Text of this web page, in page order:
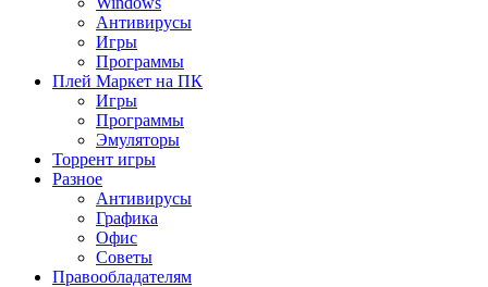
Антивирусы
Игры
Программы
Плей Маркет на ПК
Игры
Программы
Эмуляторы
Торрент игры
Разное
Антивирусы
Графика
Офис
Советы
Правообладателям